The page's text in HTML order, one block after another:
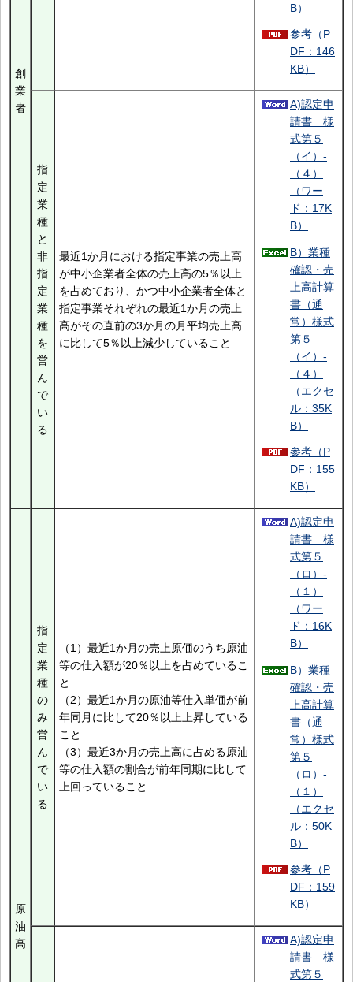
創
業
者
B）
参考（P
DF：146
KB）
指
定
業
種
と
非
指
定
業
種
を
営
ん
で
い
る
最近1か月における指定事業の売上高
が中小企業者全体の売上高の5％以上
を占めており、かつ中小企業者全体と
指定事業それぞれの最近1か月の売上
高がその直前の3か月の月平均売上高
に比して5％以上減少していること
A)認定申
請書 様
式第５
（イ）-
（４）
（ワー
ド：17K
B）
B）業種
確認・売
上高計算
書（通
常）様式
第５
（イ）-
（４）
（エクセ
ル：35K
B）
参考（P
DF：155
KB）
原
油
高
指
定
業
種
の
み
営
ん
で
い
る
（1）最近1か月の売上原価のうち原油
等の仕入額が20％以上を占めているこ
と
（2）最近1か月の原油等仕入単価が前
年同月に比して20％以上上昇している
こと
（3）最近3か月の売上高に占める原油
等の仕入額の割合が前年同期に比して
上回っていること
A)認定申
請書 様
式第５
（ロ）-
（１）
（ワー
ド：16K
B）
B）業種
確認・売
上高計算
書（通
常）様式
第５
（ロ）-
（１）
（エクセ
ル：50K
B）
参考（P
DF：159
KB）
A)認定申
請書 様
式第５